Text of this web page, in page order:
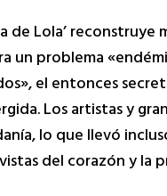
de Lola’
un problema
el entonces
Los artistas y
lo que llevó
del corazón y la